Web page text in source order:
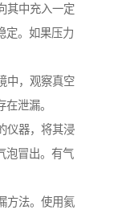
其中充入一定
定。如果压力
中，观察真空
泄漏。
仪器，将其浸
泡冒出。有气
方法。使用氦